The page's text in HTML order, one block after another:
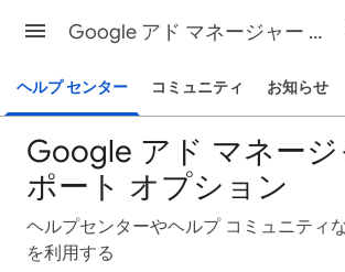
Google アド マネージャー ヘルプ
ヘルプ センター コミュニティ お知らせ
Google アド マネー
ポート オプション
ヘルプセンターやヘルプ コミュニティ
を利用する